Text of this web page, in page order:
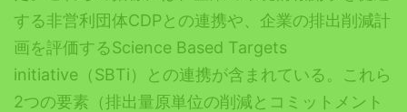
する非営利団体CDPとの連携や、企業の排出削減計
画を評価するScience Based Targets
initiative（SBTi）との連携が含まれている。これら
2つの要素（排出量原単位の削減とコミットメント